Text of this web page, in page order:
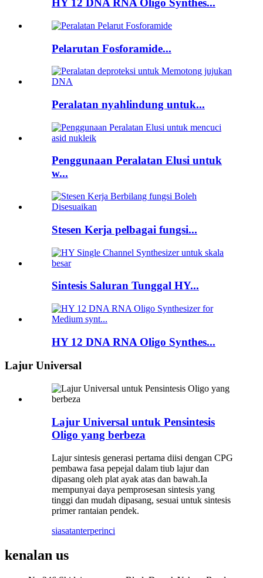
HY 12 DNA RNA Oligo Synthes...
Pelarutan Fosforamide...
Peralatan nyahlindung untuk...
Penggunaan Peralatan Elusi untuk
w...
Stesen Kerja pelbagai fungsi...
Sintesis Saluran Tunggal HY...
HY 12 DNA RNA Oligo Synthes...
Lajur Universal
Lajur Universal untuk Pensintesis
Oligo yang berbeza
Lajur sintesis generasi pertama diisi dengan CPG
pembawa fasa pepejal dalam tiub lajur dan
dipasang oleh plat ayak atas dan bawah.Ia
mempunyai daya pemprosesan sintesis yang
tinggi dan mudah dipasang, sesuai untuk sintesis
primer rantaian pendek.
siasatanterperinci
kenalan us